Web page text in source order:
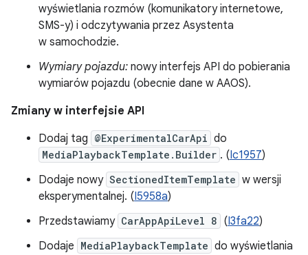
wyświetlania rozmów (komunikatory internetowe,
SMS-y) i odczytywania przez Asystenta
w samochodzie.
Wymiary pojazdu: nowy interfejs API do pobierania
wymiarów pojazdu (obecnie dane w AAOS).
Zmiany w interfejsie API
Dodaj tag @ExperimentalCarApi do
MediaPlaybackTemplate.Builder . (Ic1957)
Dodaje nowy SectionedItemTemplate w wersji
eksperymentalnej. (I5958a)
Przedstawiamy CarAppApiLevel 8 (I3fa22)
Dodaje MediaPlaybackTemplate do wyświetlania